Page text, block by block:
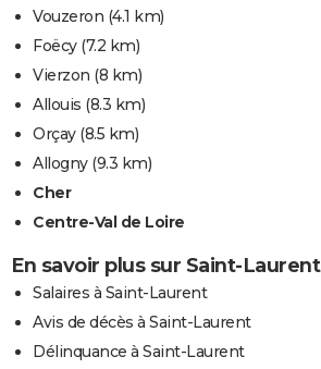
Vouzeron (4.1 km)
Foëcy(7.2 km)
Vierzon (8 km)
Allouis (8.3 km)
Orçay(8.5 km)
Allogny(9.3 km)
Cher
Centre-Val de Loire
En savoir plus sur Saint-Laurent
Salaires à Saint-Laurent
Avis de décès à Saint-Laurent
Délinquance à Saint-Laurent